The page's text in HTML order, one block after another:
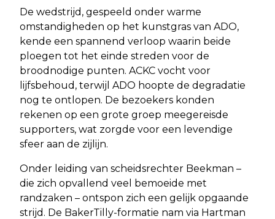
De wedstrijd, gespeeld onder warme
omstandigheden op het kunstgras van ADO,
kende een spannend verloop waarin beide
ploegen tot het einde streden voor de
broodnodige punten. ACKC vocht voor
lijfsbehoud, terwijl ADO hoopte de degradatie
nog te ontlopen. De bezoekers konden
rekenen op een grote groep meegereisde
supporters, wat zorgde voor een levendige
sfeer aan de zijlijn.
Onder leiding van scheidsrechter Beekman –
die zich opvallend veel bemoeide met
randzaken – ontspon zich een gelijk opgaande
strijd. De BakerTilly-formatie nam via Hartman